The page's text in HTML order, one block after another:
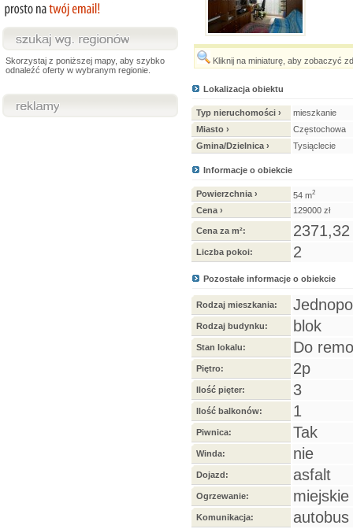
Skorzystaj z poniższej mapy, aby szybko
odnaleźć oferty w wybranym regionie.
Kliknij na miniaturę, aby zobaczyć
Lokalizacja obiektu
Typ nieruchomości ›
mieszkanie
Miasto ›
Częstochowa
Gmina/Dzielnica ›
Tysiąclecie
Informacje o obiekcie
Powierzchnia › 54 m2
Cena › 129000 zł
Cena za m²: 2371,32
Liczba pokoi: 2
Pozostałe informacje o obiekcie
Rodzaj mieszkania:
Rodzaj budynku: blok
Stan lokalu: Do
Piętro: 2p
Ilość pięter: 3
Ilość balkonów: 1
Piwnica: Tak
Winda: nie
Dojazd: asfalt
Ogrzewanie: miejskie
Komunikacja: